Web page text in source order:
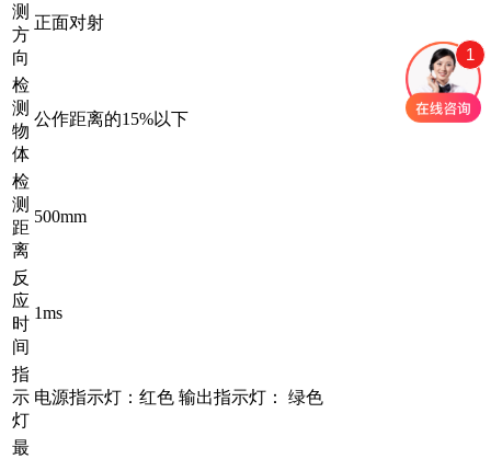
测
方
向
正面对射
检
测
物
体
公作距离的15%以下
检
测
距
离
500mm
反
应
时
间
1ms
指
示
灯
电源指示灯：红色 输出指示灯： 绿色
最
1